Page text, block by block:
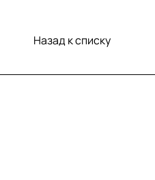
Назад к списку